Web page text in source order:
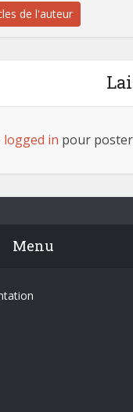
de l'auteur
logged in pour
Menu